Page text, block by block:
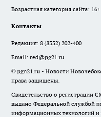
Возрастная категория сайта: 16+
Контакты
Редакция: 8 (8352) 202-400
Email: red@pg21.ru
© pgn21.ru - Новости
права защищены.
Свидетельство о регистрации
выдано Федеральной службой
информационных технологий